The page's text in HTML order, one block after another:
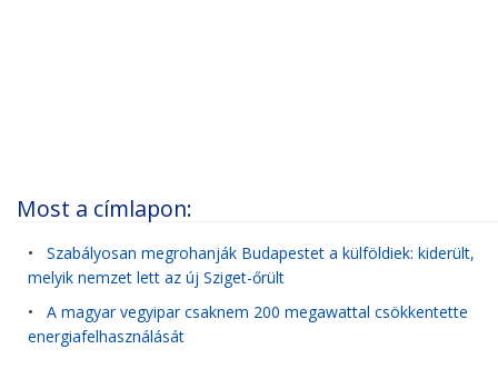
Most a címlapon:
• Szabályosan megrohanják Budapestet a külföldiek: kiderült,
melyik nemzet lett az új Sziget-őrült
• A magyar vegyipar csaknem 200 megawattal csökkentette
energiafelhasználását